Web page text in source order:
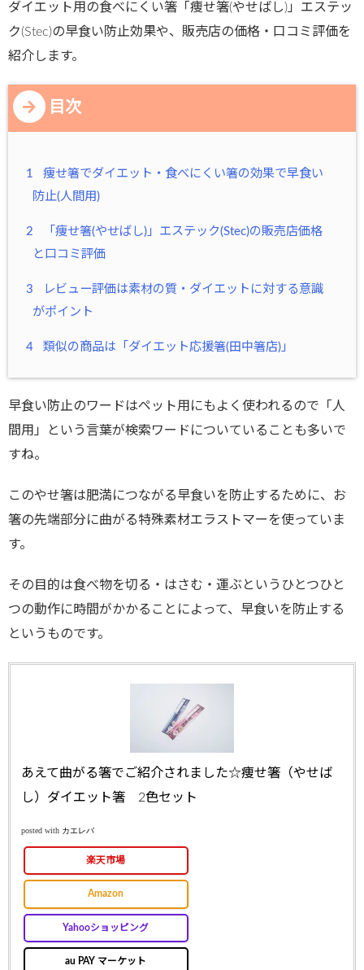
ダイエット用の食べにくい箸「痩せ箸(やせばし)」エステッ
ク(Stec)の早食い防止効果や、販売店の価格・口コミ評価を
紹介します。
目次
1
痩せ箸でダイエット・食べにくい箸の効果で早食い
防止(人間用)
2
「痩せ箸(やせばし)」エステック(Stec)の販売店価格
と口コミ評価
3
レビュー評価は素材の質・ダイエットに対する意識
がポイント
4 類似の商品は「ダイエット応援箸(田中箸店)」
早食い防止のワードはペット用にもよく使われるので「人
間用」という言葉が検索ワードについていることも多いで
すね。
このやせ箸は肥満につながる早食いを防止するために、お
箸の先端部分に曲がる特殊素材エラストマーを使っていま
す。
その目的は食べ物を切る・はさむ・運ぶというひとつひと
つの動作に時間がかかることによって、早食いを防止する
というものです。
あえて曲がる箸でご紹介されました☆痩せ箸（やせば
し）ダイエット箸 2色セット
posted with カエレバ
楽天市場
Amazon
Yahooショッピング
au PAY マーケット